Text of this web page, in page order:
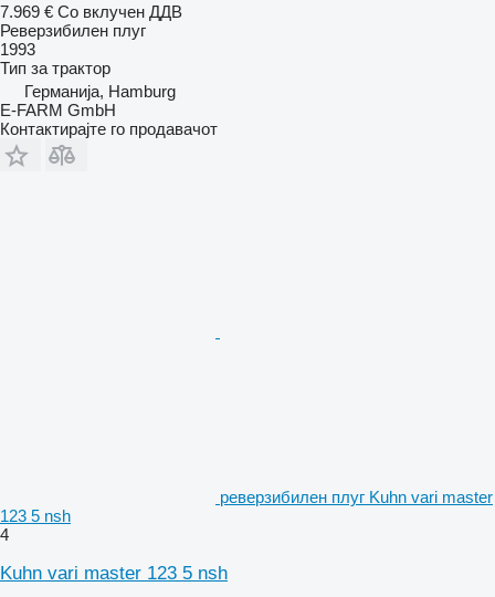
7.969 € Со вклучен ДДВ
Реверзибилен плуг
1993
Тип за трактор
Германија, Hamburg
E-FARM GmbH
Контактирајте го продавачот
реверзибилен плуг Kuhn vari master
123 5 nsh
4
Kuhn vari master 123 5 nsh